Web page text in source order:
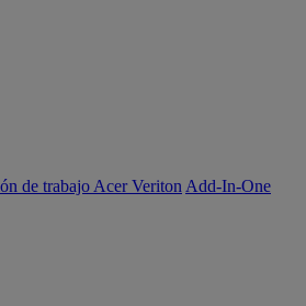
de trabajo Acer Veriton Add-In-One